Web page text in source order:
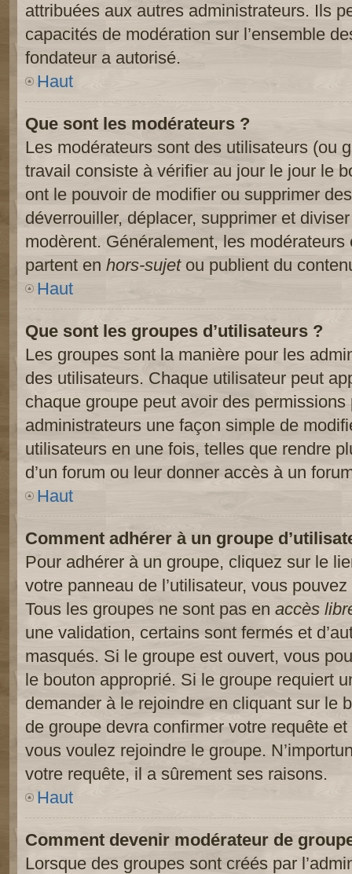
attribuées aux autres administrateurs. Ils
capacités de modération sur l’ensemble
fondateur a autorisé.
Haut
Que sont les modérateurs ?
Les modérateurs sont des utilisateurs (ou
travail consiste à vérifier au jour le jour le
ont le pouvoir de modifier ou supprimer
déverrouiller, déplacer, supprimer et
modèrent. Généralement, les
partent en hors-sujetou publient du
Haut
Que sont les groupes d’utilisateurs ?
Les groupes sont la manière pour les
des utilisateurs. Chaque utilisateur peut
chaque groupe peut avoir des
administrateurs une façon simple de
utilisateurs en une fois, telles que rendre
d’un forum ou leur donner accès à un
Haut
Comment adhérer à un groupe
Pour adhérer à un groupe, cliquez sur le
votre panneau de l’utilisateur, vous
Tous les groupes ne sont pas en accès
une validation, certains sont fermés et
masqués. Si le groupe est ouvert, vous
le bouton approprié. Si le groupe requiert
demander à le rejoindre en cliquant sur le
de groupe devra confirmer votre requête
vous voulez rejoindre le groupe.
votre requête, il a sûrement ses raisons.
Haut
Comment devenir modérateur de
Lorsque des groupes sont créés par